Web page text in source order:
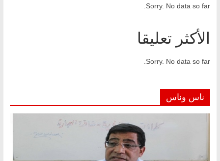
Sorry. No data so far.
الأكثر تعليقا
Sorry. No data so far.
ناس وناس